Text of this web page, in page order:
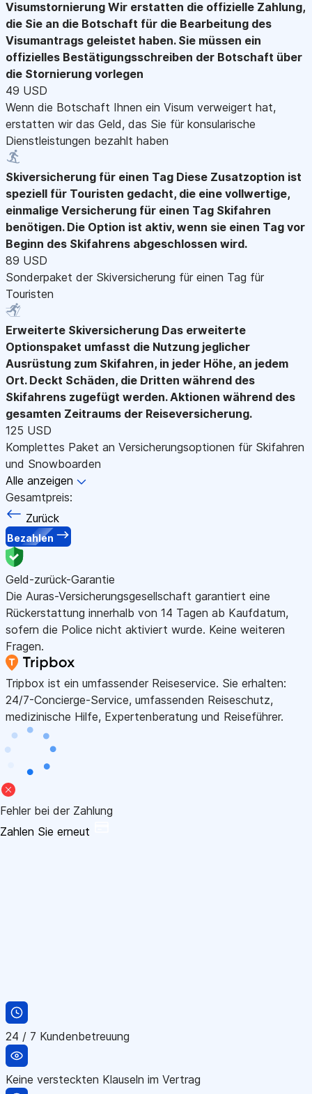
Visumstornierung Wir erstatten die offizielle Zahlung,
die Sie an die Botschaft für die Bearbeitung des
Visumantrags geleistet haben. Sie müssen ein
offizielles Bestätigungsschreiben der Botschaft über
die Stornierung vorlegen
49 USD
Wenn die Botschaft Ihnen ein Visum verweigert hat,
erstatten wir das Geld, das Sie für konsularische
Dienstleistungen bezahlt haben
Skiversicherung für einen Tag Diese Zusatzoption ist
speziell für Touristen gedacht, die eine vollwertige,
einmalige Versicherung für einen Tag Skifahren
benötigen. Die Option ist aktiv, wenn sie einen Tag vor
Beginn des Skifahrens abgeschlossen wird.
89 USD
Sonderpaket der Skiversicherung für einen Tag für
Touristen
Erweiterte Skiversicherung Das erweiterte
Optionspaket umfasst die Nutzung jeglicher
Ausrüstung zum Skifahren, in jeder Höhe, an jedem
Ort. Deckt Schäden, die Dritten während des
Skifahrens zugefügt werden. Aktionen während des
gesamten Zeitraums der Reiseversicherung.
125 USD
Komplettes Paket an Versicherungsoptionen für Skifahren
und Snowboarden
Alle anzeigen
Gesamtpreis:
Zurück
Bezahlen
Geld-zurück-Garantie
Die Auras-Versicherungsgesellschaft garantiert eine
Rückerstattung innerhalb von 14 Tagen ab Kaufdatum,
sofern die Police nicht aktiviert wurde. Keine weiteren
Fragen.
Tripbox ist ein umfassender Reiseservice. Sie erhalten:
24/7-Concierge-Service, umfassenden Reiseschutz,
medizinische Hilfe, Expertenberatung und Reiseführer.
Fehler bei der Zahlung
Zahlen Sie erneut
24 / 7 Kundenbetreuung
Keine versteckten Klauseln im Vertrag